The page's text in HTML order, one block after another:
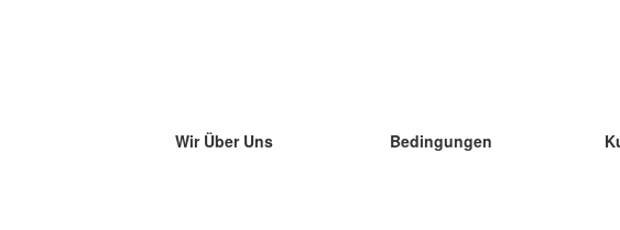
Wir Über Uns
Bedingungen